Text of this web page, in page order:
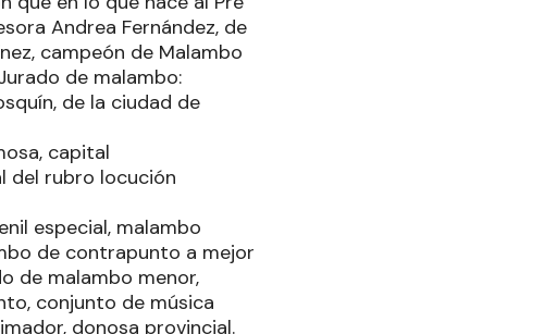
Andrea Fernández, de
campeón de Malambo
de malambo:
de la ciudad de
capital
del rubro locución
especial, malambo
de contrapunto a mejor
de malambo menor,
conjunto de música
donosa provincial.